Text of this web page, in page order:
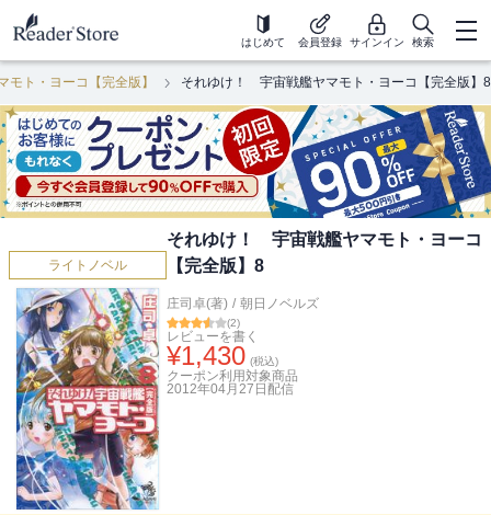
はじめて 会員登録 サインイン 検索
ト・ヨーコ【完全版】 それゆけ！ 宇宙戦艦ヤマモト・ヨーコ【完全版】8
ライトノベル
それゆけ！ 宇宙戦艦ヤマモト・ヨーコ
【完全版】8
庄司卓(著) / 朝日ノベルズ
(2)
レビューを書く
¥1,430 (税込)
クーポン利用対象商品
2012年04月27日 配信